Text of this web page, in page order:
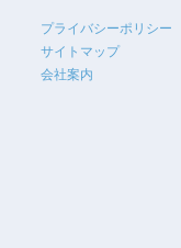
プライバシーポリシー
サイトマップ
会社案内